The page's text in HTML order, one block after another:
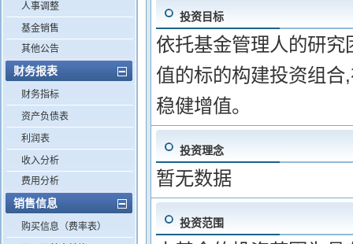
人事调整
基金销售
其他公告
财务报表
财务指标
资产负债表
利润表
收入分析
费用分析
销售信息
购买信息（费率表）
投资目标
依托基金管理人的研
值的标的构建投资组
稳健增值。
投资理念
暂无数据
投资范围